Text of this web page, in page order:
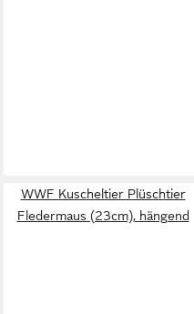
WWF Kuscheltier Plüschtier
Fledermaus (23cm), hängend